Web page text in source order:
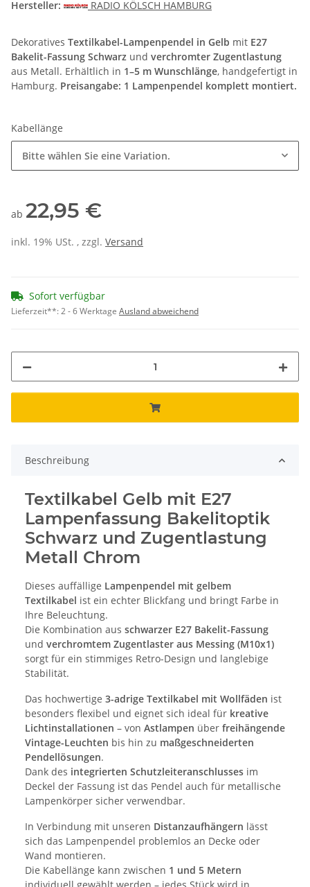
Hersteller:
RADIO KÖLSCH HAMBURG
Dekoratives Textilkabel-Lampenpendel in Gelb mit E27
Bakelit-Fassung Schwarz und verchromter Zugentlastung
aus Metall. Erhältlich in 1–5 m Wunschlänge, handgefertigt in
Hamburg. Preisangabe: 1 Lampenpendel komplett montiert.
Kabellänge
Bitte wählen Sie eine Variation.
ab 22,95 €
inkl. 19% USt. , zzgl. Versand
Sofort verfügbar
Lieferzeit**:2 - 6 Werktage Ausland abweichend
Beschreibung
Textilkabel Gelb mit E27
Lampenfassung Bakelitoptik
Schwarz und Zugentlastung
Metall Chrom
Dieses auffällige Lampenpendel mit gelbem
Textilkabel ist ein echter Blickfang und bringt Farbe in
Ihre Beleuchtung.
Die Kombination aus schwarzer E27 Bakelit-Fassung
und verchromtem Zugentlaster aus Messing (M10x1)
sorgt für ein stimmiges Retro-Design und langlebige
Stabilität.
Das hochwertige 3-adrige Textilkabel mit Wollfäden ist
besonders flexibel und eignet sich ideal für kreative
Lichtinstallationen – von Astlampen über freihängende
Vintage-Leuchten bis hin zu maßgeschneiderten
Pendellösungen.
Dank des integrierten Schutzleiteranschlusses im
Deckel der Fassung ist das Pendel auch für metallische
Lampenkörper sicher verwendbar.
In Verbindung mit unseren Distanzaufhängern lässt
sich das Lampenpendel problemlos an Decke oder
Wand montieren.
Die Kabellänge kann zwischen 1 und 5 Metern